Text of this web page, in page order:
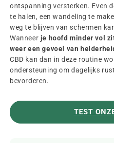
ontspanning versterken. Even
te halen, een wandeling te
weg te blijven van schermen
Wanneer je hoofd minder vol
weer een gevoel van
CBD kan dan in deze routine
ondersteuning om dagelijks
bevorderen.
TEST